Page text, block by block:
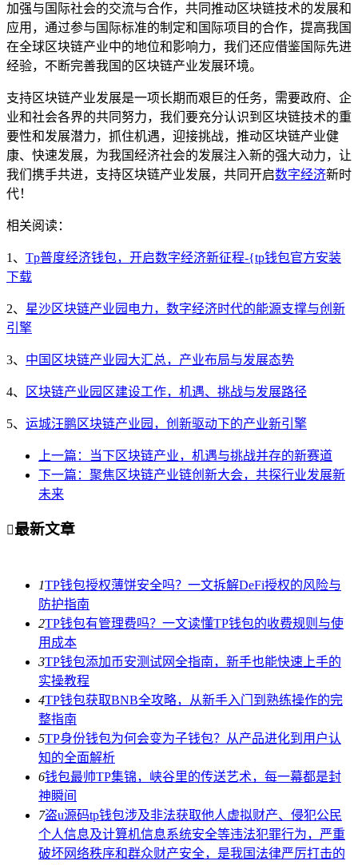
加强与国际社会的交流与合作，共同推动区块链技术的发展和
应用，通过参与国际标准的制定和国际项目的合作，提高我国
在全球区块链产业中的地位和影响力，我们还应借鉴国际先进
经验，不断完善我国的区块链产业发展环境。
支持区块链产业发展是一项长期而艰巨的任务，需要政府、企
业和社会各界的共同努力，我们要充分认识到区块链技术的重
要性和发展潜力，抓住机遇，迎接挑战，推动区块链产业健
康、快速发展，为我国经济社会的发展注入新的强大动力，让
我们携手共进，支持区块链产业发展，共同开启数字经济新时
代！
相关阅读：
1、 Tp普度经济钱包，开启数字经济新征程-{tp钱包官方安装
下载
2、 星沙区块链产业园电力，数字经济时代的能源支撑与创新
引擎
3、 中国区块链产业园大汇总，产业布局与发展态势
4、 区块链产业园区建设工作，机遇、挑战与发展路径
5、 运城汪鹏区块链产业园，创新驱动下的产业新引擎
上一篇：当下区块链产业，机遇与挑战并存的新赛道
下一篇：聚焦区块链产业链创新大会，共探行业发展新
未来
最新文章
1TP钱包授权薄饼安全吗？一文拆解DeFi授权的风险与
防护指南
2TP钱包有管理费吗？一文读懂TP钱包的收费规则与使
用成本
3TP钱包添加币安测试网全指南，新手也能快速上手的
实操教程
4TP钱包获取BNB全攻略，从新手入门到熟练操作的完
整指南
5TP身份钱包为何会变为子钱包？从产品进化到用户认
知的全面解析
6钱包最帅TP集锦，峡谷里的传送艺术，每一幕都是封
神瞬间
7盗u源码tp钱包涉及非法获取他人虚拟财产、侵犯公民
个人信息及计算机信息系统安全等违法犯罪行为，严重
破坏网络秩序和群众财产安全，是我国法律严厉打击的